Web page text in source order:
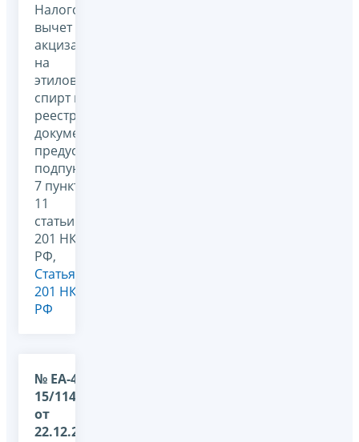
Налоговый
вычет по
акцизам
на
этиловый
спирт и
реестр
документов,
предусмотренный
подпунктом
7 пункта
11
статьи
201 НК
РФ,
Статья
201 НК
РФ
№ ЕА-4-
15/11489@
от
22.12.2025